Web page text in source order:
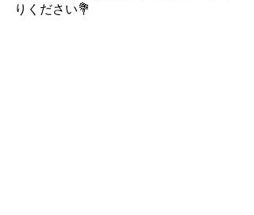
りください💐